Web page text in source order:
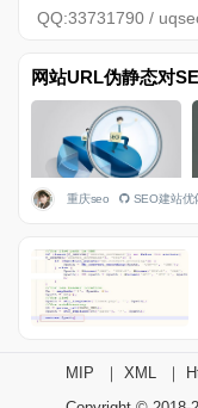
QQ:33731790 /
网站URL伪静态对
重庆seo SEO建站优
MIP ｜ XML ｜